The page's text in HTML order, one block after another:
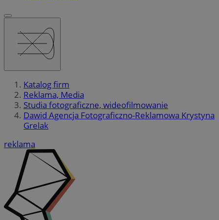
Katalog firm
Reklama, Media
Studia fotograficzne, wideofilmowanie
Dawid Agencja Fotograficzno-Reklamowa Krystyna
Grelak
reklama